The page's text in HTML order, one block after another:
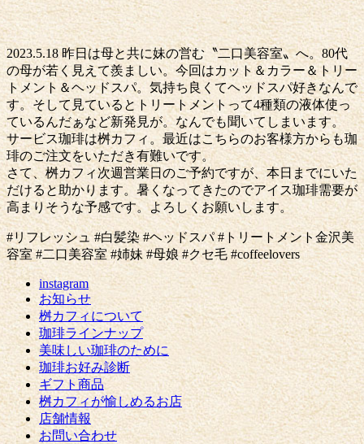
2023.5.18 昨日は母と共に妹の営む〝二口美容室〟へ。80代
の母が若く見えて羨ましい。今回はカット＆カラー＆トリー
トメント＆ヘッドスパ。気持ち良くてヘッドスパ好きなんで
す。そして見ているとトリートメントって4種類の液体使っ
ているんだぁなど新発見が。なんでも聞いてしまいます。
サービス珈琲は桝カフィ。最近はこちらのお客様方からも珈
琲のご注文をいただき有難いです。
さて、桝カフィ次週営業日のご予約ですが、本日までにいた
だけると助かります。暑くなってきたのでアイス珈琲需要が
高まりそうな予感です。よろしくお願いします。
#リフレッシュ #白髪染 #ヘッドスパ #トリートメント金沢美
容室 #二口美容室 #姉妹 #母娘 #クセ毛 #coffeelovers
instagram
お知らせ
桝カフィについて
珈琲ラインナップ
美味しい珈琲のために
珈琲お好み診断
ギフト商品
桝カフィが愉しめるお店
店舗情報
お問い合わせ